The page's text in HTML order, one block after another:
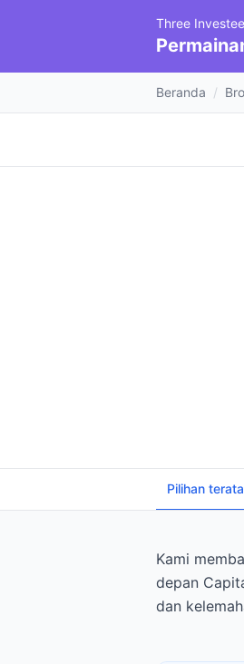
Three
Beranda /
Pilihan
Kami
depan
dan